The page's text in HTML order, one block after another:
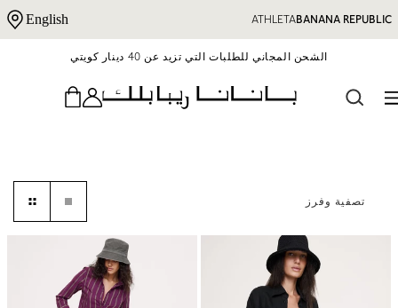
إلى المحتوى
BANANA REPUBLIC
ATHLETA
الشحن المجاني للطلبات التي تزيد عن 40 دينار كويتي
English
تصفية وفرز